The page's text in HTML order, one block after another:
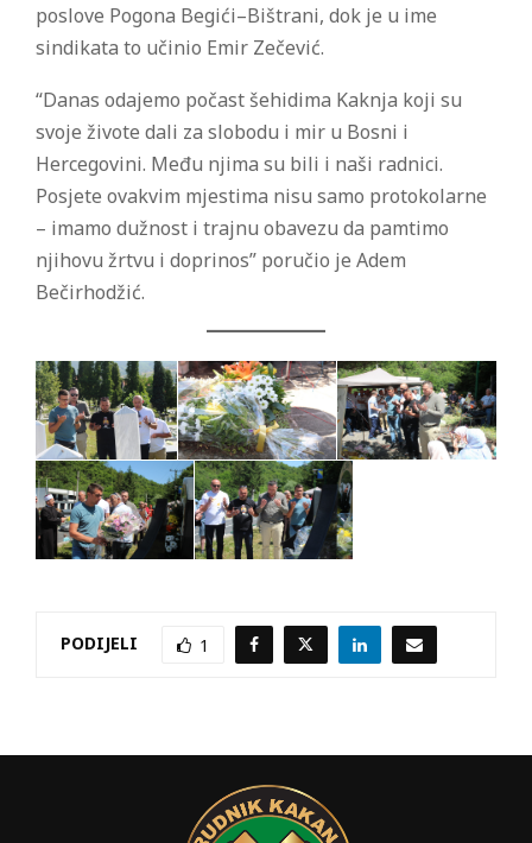
poslove Pogona Begići–Bištrani, dok je u ime
sindikata to učinio Emir Zečević.
“Danas odajemo počast šehidima Kaknja koji su
svoje živote dali za slobodu i mir u Bosni i
Hercegovini. Među njima su bili i naši radnici.
Posjete ovakvim mjestima nisu samo protokolarne
– imamo dužnost i trajnu obavezu da pamtimo
njihovu žrtvu i doprinos” poručio je Adem
Bečirhodžić.
PODIJELI 1